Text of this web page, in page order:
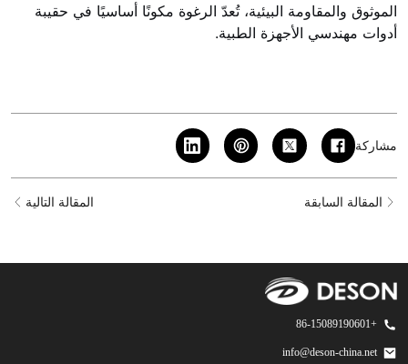
الموثوق والمقاومة البيئية، تُعدّ الرغوة مكونًا أساسيًا في حقيبة
أدوات مهندسي الأجهزة الطبية.
مشاركة
المقالة السابقة المقالة التالية
+86-15089190601
info@deson-china.net